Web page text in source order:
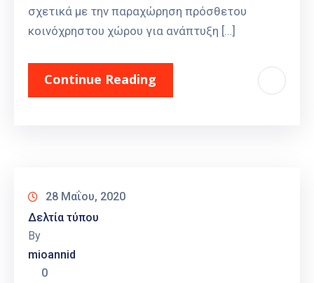
σχετικά με την παραχώρηση πρόσθετου
κοινόχρηστου χώρου για ανάπτυξη […]
Continue Reading
28 Μαΐου, 2020
Δελτία τύπου
By
mioannid
0